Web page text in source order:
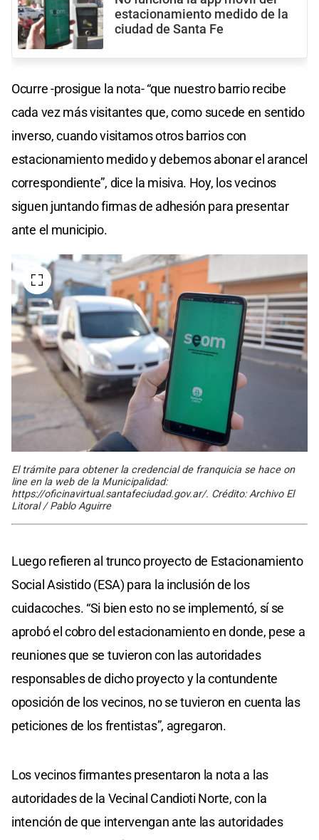
estacionamiento medido de la
ciudad de Santa Fe
Ocurre -prosigue la nota- “que nuestro barrio recibe
cada vez más visitantes que, como sucede en sentido
inverso, cuando visitamos otros barrios con
estacionamiento medido y debemos abonar el arancel
correspondiente”, dice la misiva. Hoy, los vecinos
siguen juntando firmas de adhesión para presentar
ante el municipio.
El trámite para obtener la credencial de franquicia se hace on
line en la web de la Municipalidad:
https://oficinavirtual.santafeciudad.gov.ar/. Crédito: Archivo El
Litoral / Pablo Aguirre
Luego refieren al trunco proyecto de Estacionamiento
Social Asistido (ESA) para la inclusión de los
cuidacoches. “Si bien esto no se implementó, sí se
aprobó el cobro del estacionamiento en donde, pese a
reuniones que se tuvieron con las autoridades
responsables de dicho proyecto y la contundente
oposición de los vecinos, no se tuvieron en cuenta las
peticiones de los frentistas”, agregaron.
Los vecinos firmantes presentaron la nota a las
autoridades de la Vecinal Candioti Norte, con la
intención de que intervengan ante las autoridades